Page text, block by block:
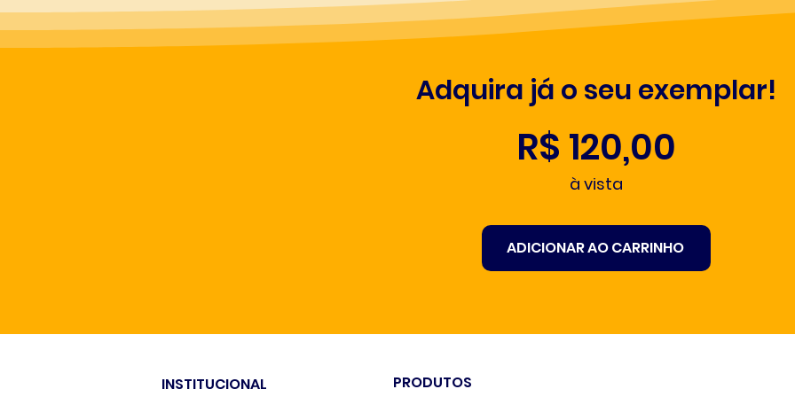
Adquira já o seu exemplar!
R$ 120,00
à vista
ADICIONAR AO CARRINHO
INSTITUCIONAL
PRODUTOS